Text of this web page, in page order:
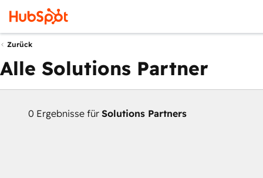
Zurück
Alle Solutions Partner
0 Ergebnisse für Solutions Partners